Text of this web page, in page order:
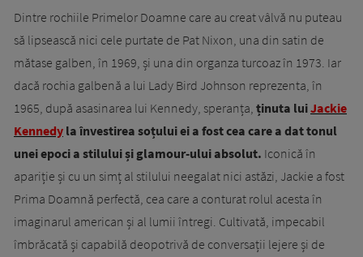
Dintre rochiile Primelor Doamne care au creat vâlvă nu puteau
să lipsească nici cele purtate de Pat Nixon, una din satin de
mătase galben, în 1969, și una din organza turcoaz în 1973. Iar
dacă rochia galbenă a lui Lady Bird Johnson reprezenta, în
1965, după asasinarea lui Kennedy, speranța, ținuta luiJackie
Kennedy la învestirea soțului ei a fost cea care a dat tonul
unei epoci a stilului și glamour-ului absolut. Iconică în
apariție și cu un simț al stilului neegalat nici astăzi, Jackie a fost
Prima Doamnă perfectă, cea care a conturat rolul acesta în
imaginarul american și al lumii întregi. Cultivată, impecabil
îmbrăcată și capabilă deopotrivă de conversații lejere și de